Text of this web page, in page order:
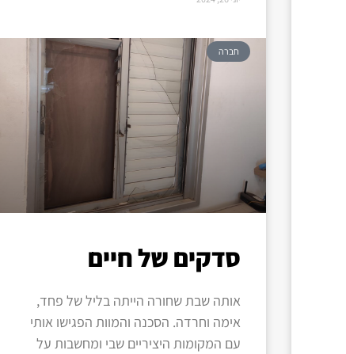
חברה
סדקים של חיים
אותה שבת שחורה הייתה בליל של פחד,
אימה וחרדה. הסכנה והמוות הפגישו אותי
עם המקומות היציריים שבי ומחשבות על